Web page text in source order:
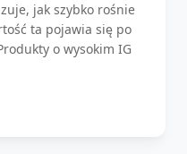
jak szybko rośnie
ta pojawia się po
o wysokim IG